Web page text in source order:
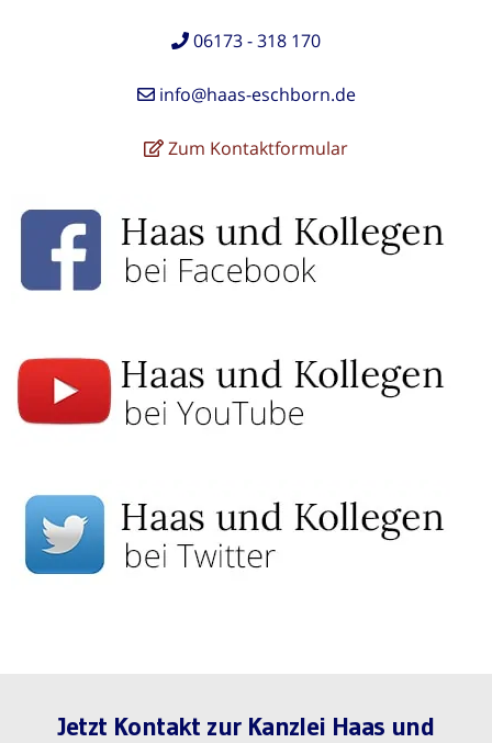
06173 - 318 170
info@haas-eschborn.de
Zum Kontaktformular
Jetzt Kontakt zur Kanzlei Haas und